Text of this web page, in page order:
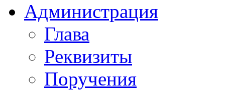
Администрация
Глава
Реквизиты
Поручения